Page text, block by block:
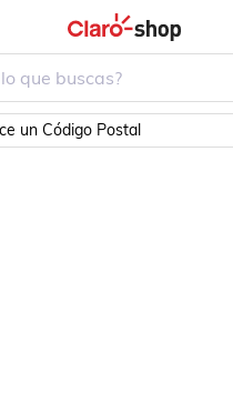
un Código Postal
175/65 R14 Dunlop Sp